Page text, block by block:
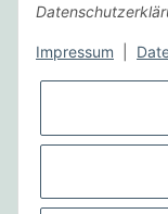
Gesetzliche
Impressum